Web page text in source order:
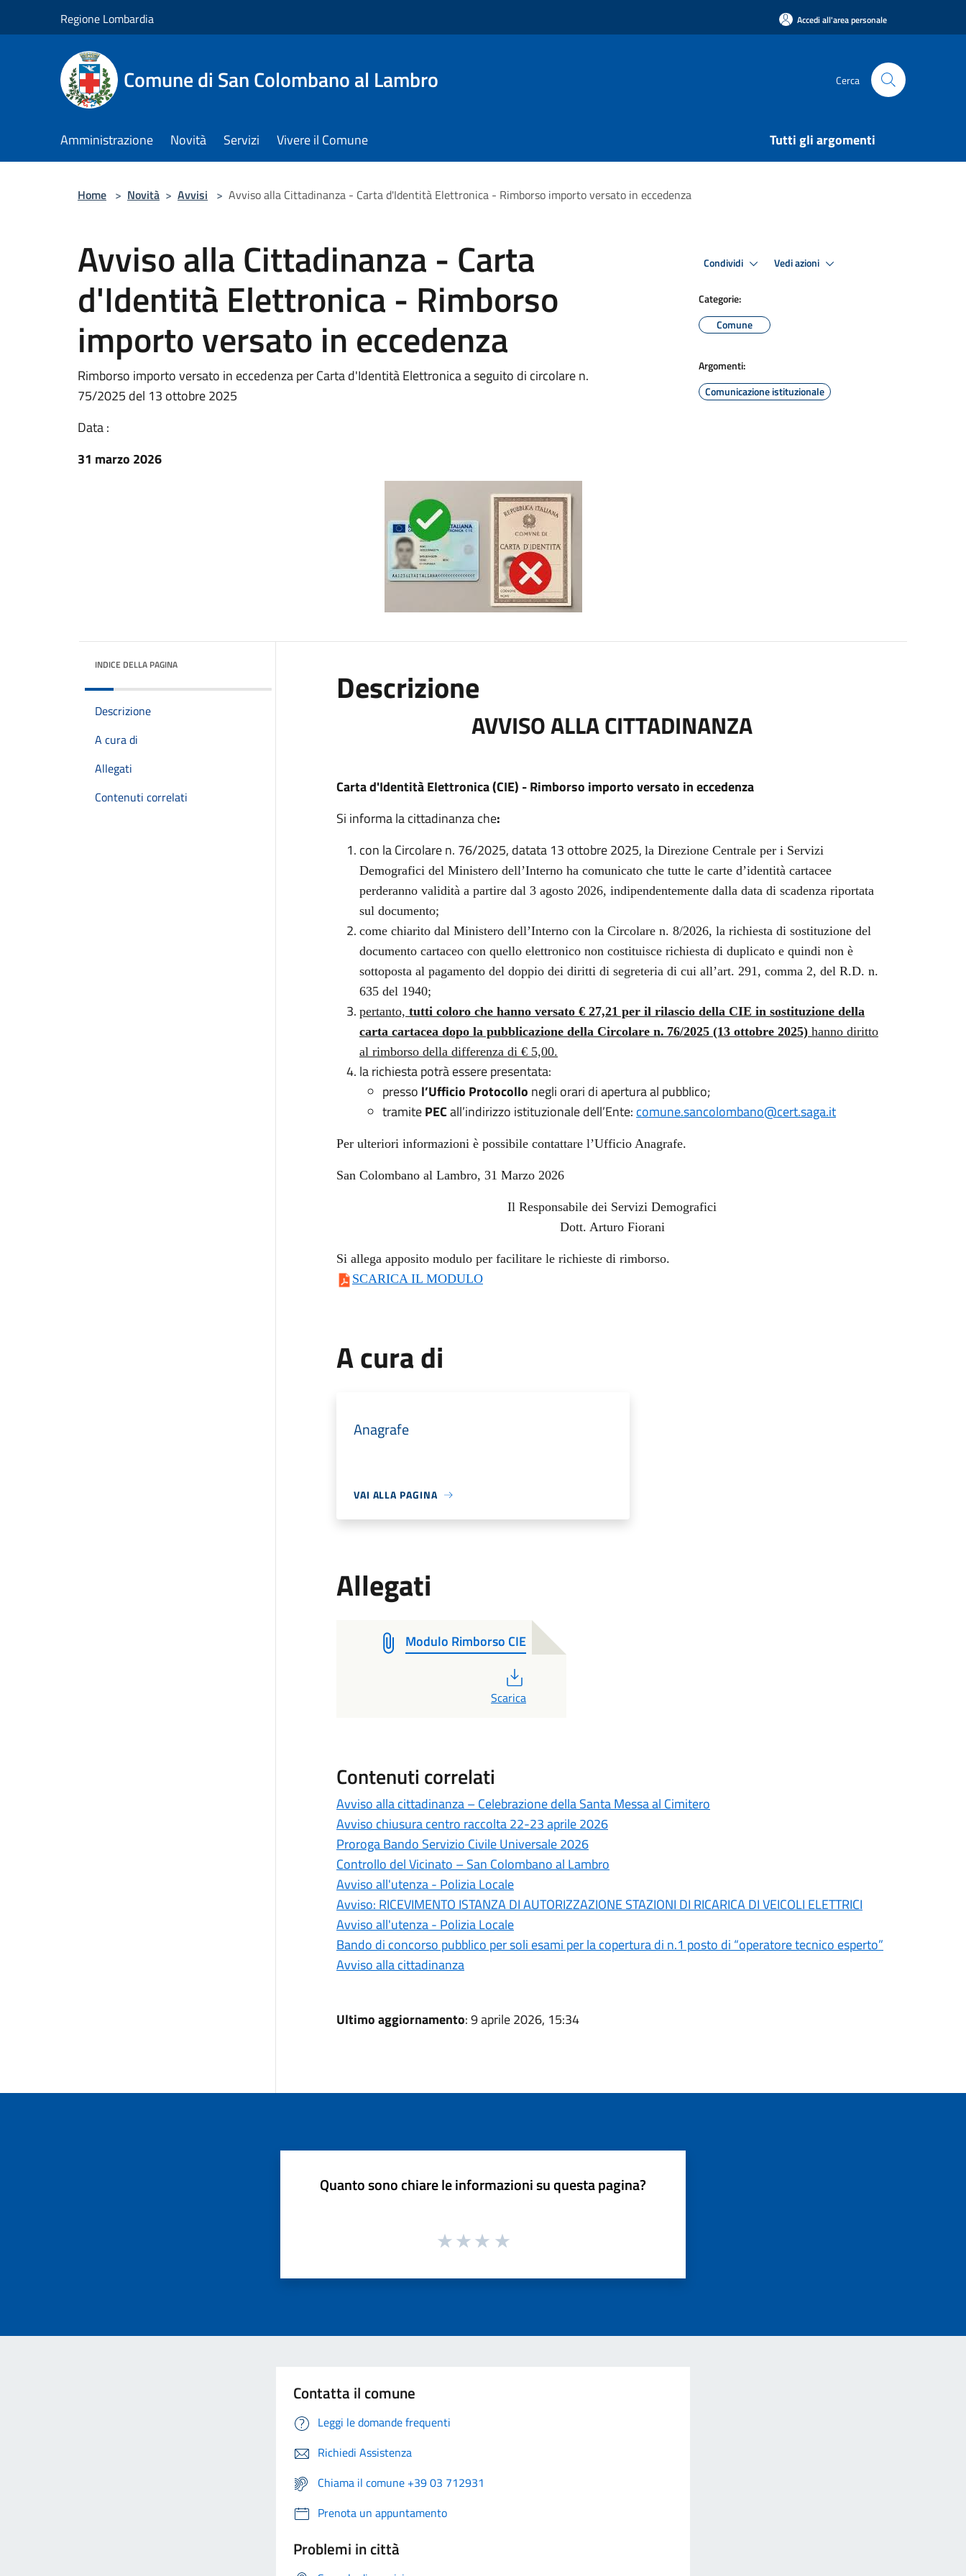
Regione Lombardia Accedi all'area personale
Comune di San Colombano al Lambro Cerca
Amministrazione Novità Servizi Vivere il Comune Tutti gli argomenti
Home > Novità > Avvisi > Avviso alla Cittadinanza - Carta d'Identità Elettronica - Rimborso importo versato in eccedenza
Avviso alla Cittadinanza - Carta
d'Identità Elettronica - Rimborso
importo versato in eccedenza
Rimborso importo versato in eccedenza per Carta d'Identità Elettronica a seguito di circolare n.
75/2025 del 13 ottobre 2025
Data :
31 marzo 2026
Condividi Vedi azioni
Categorie:
Comune
Argomenti:
Comunicazione istituzionale
INDICE DELLA PAGINA
Descrizione
A cura di
Allegati
Contenuti correlati
Descrizione
AVVISO ALLA CITTADINANZA
Carta d'Identità Elettronica (CIE) - Rimborso importo versato in eccedenza
Si informa la cittadinanza che:
con la Circolare n. 76/2025, datata 13 ottobre 2025, la Direzione Centrale per i Servizi
Demografici del Ministero dell’Interno ha comunicato che tutte le carte d’identità cartacee
perderanno validità a partire dal 3 agosto 2026, indipendentemente dalla data di scadenza riportata
sul documento;
come chiarito dal Ministero dell’Interno con la Circolare n. 8/2026, la richiesta di sostituzione del
documento cartaceo con quello elettronico non costituisce richiesta di duplicato e quindi non è
sottoposta al pagamento del doppio dei diritti di segreteria di cui all’art. 291, comma 2, del R.D. n.
635 del 1940;
pertanto, tutti coloro che hanno versato € 27,21 per il rilascio della CIE in sostituzione della
carta cartacea dopo la pubblicazione della Circolare n. 76/2025 (13 ottobre 2025)hanno diritto
al rimborso della differenza di € 5,00.
la richiesta potrà essere presentata:
presso l’Ufficio Protocollo negli orari di apertura al pubblico;
tramitePECall’indirizzo istituzionale dell’Ente: comune.sancolombano@cert.saga.it
Per ulteriori informazioni è possibile contattare l’Ufficio Anagrafe.
San Colombano al Lambro, 31 Marzo 2026
Il Responsabile dei Servizi Demografici
Dott. Arturo Fiorani
Si allega apposito modulo per facilitare le richieste di rimborso.
SCARICA IL MODULO
A cura di
Anagrafe
VAI ALLA PAGINA
Allegati
Modulo Rimborso CIE
Scarica
Contenuti correlati
Avviso alla cittadinanza – Celebrazione della Santa Messa al Cimitero
Avviso chiusura centro raccolta 22-23 aprile 2026
Proroga Bando Servizio Civile Universale 2026
Controllo del Vicinato – San Colombano al Lambro
Avviso all'utenza - Polizia Locale
Avviso: RICEVIMENTO ISTANZA DI AUTORIZZAZIONE STAZIONI DI RICARICA DI VEICOLI ELETTRICI
Avviso all'utenza - Polizia Locale
Bando di concorso pubblico per soli esami per la copertura di n.1 posto di “operatore tecnico esperto”
Avviso alla cittadinanza
Ultimo aggiornamento: 9 aprile 2026, 15:34
Quanto sono chiare le informazioni su questa pagina?
Contatta il comune
Leggi le domande frequenti
Richiedi Assistenza
Chiama il comune +39 03 712931
Prenota un appuntamento
Problemi in città